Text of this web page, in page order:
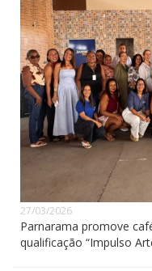
27/03/2026
Parnarama promove
qualificação “Impulso